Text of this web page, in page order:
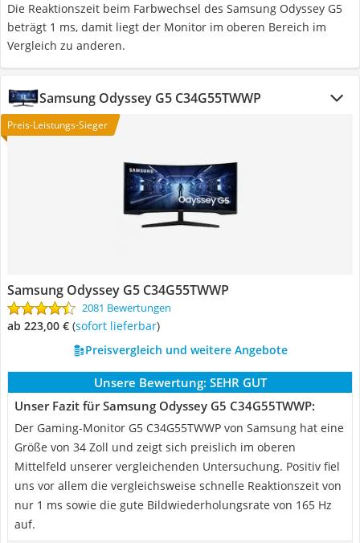
Die Reaktionszeit beim Farbwechsel des Samsung Odyssey G5
beträgt 1 ms, damit liegt der Monitor im oberen Bereich im
Vergleich zu anderen.
Samsung Odyssey G5 C34G55TWWP
Preis-Leistungs-Sieger
Samsung Odyssey G5 C34G55TWWP
2081 Bewertungen
ab 223,00 € ( Sofort lieferbar)
Preisvergleich und weitere Angebote
Unsere Bewertung: SEHR GUT
Unser Fazit für Samsung Odyssey G5 C34G55TWWP:
Der Gaming-Monitor G5 C34G55TWWP von Samsung hat eine
Größe von 34 Zoll und zeigt sich preislich im oberen
Mittelfeld unserer vergleichenden Untersuchung. Positiv fiel
uns vor allem die vergleichsweise schnelle Reaktionszeit von
nur 1 ms sowie die gute Bildwiederholungsrate von 165 Hz
auf.